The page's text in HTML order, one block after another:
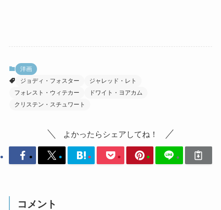
洋画
ジョディ・フォスター
ジャレッド・レト
フォレスト・ウィテカー
ドワイト・ヨアカム
クリステン・スチュワート
よかったらシェアしてね！
コメント